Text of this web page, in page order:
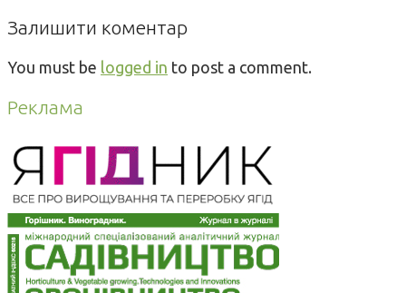
Залишити коментар
You must be logged in to post a comment.
Реклама